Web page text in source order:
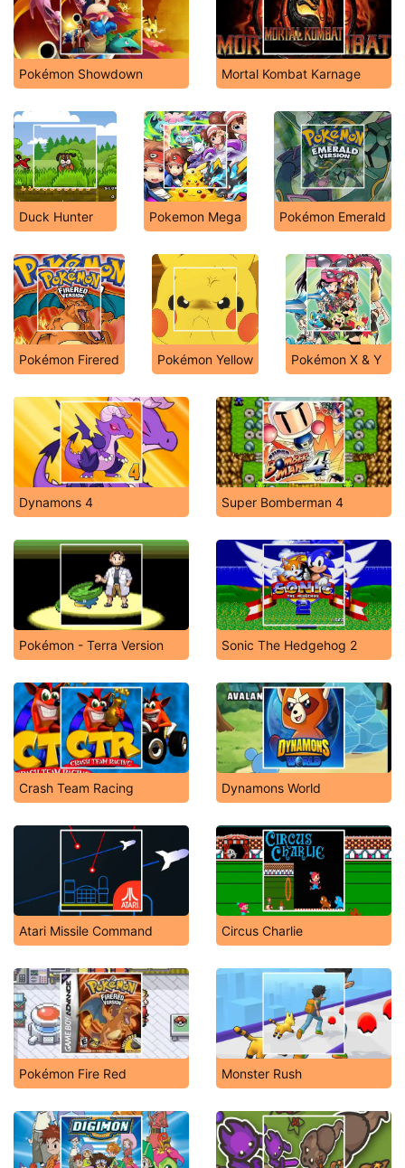
Pokémon Showdown Mortal Kombat Karnage
Duck Hunter Pokemon Mega Pokémon Emerald
Pokémon Firered Pokémon Yellow Pokémon X & Y
Dynamons 4 Super Bomberman 4
Pokémon - Terra Version Sonic The Hedgehog 2
Crash Team Racing Dynamons World
Atari Missile Command Circus Charlie
Pokémon Fire Red Monster Rush